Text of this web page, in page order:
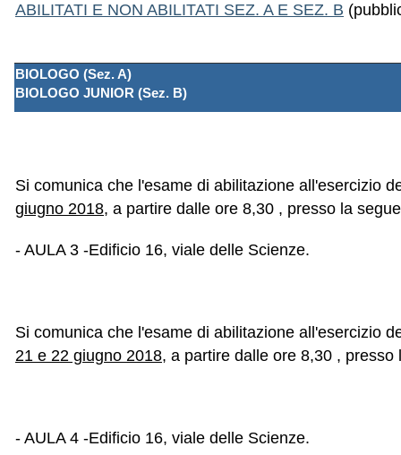
ABILITATI E NON ABILITATI SEZ. A E SEZ. B
BIOLOGO (Sez. A)
BIOLOGO JUNIOR (Sez. B)
Si comunica che l'esame di abilitazione all'esercizio
giugno 2018, a partire dalle ore 8,30 , presso la
- AULA 3 -Edificio 16, viale delle Scienze.
Si comunica che l'esame di abilitazione all'esercizio
21 e 22 giugno 2018, a partire dalle ore 8,30 , presso
- AULA 4 -Edificio 16, viale delle Scienze.